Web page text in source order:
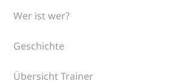
Wer ist wer?
Geschichte
Übersicht Trainer